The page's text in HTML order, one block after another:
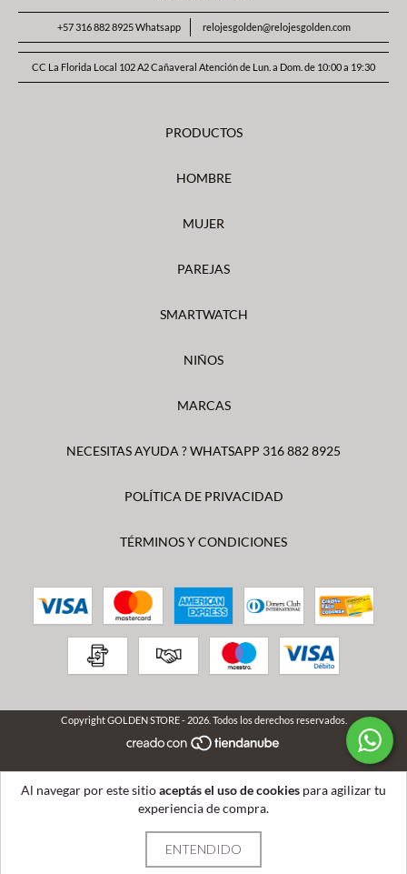
Al navegar por este sitioaceptás el uso de cookies para agilizar tu
experiencia de compra.
ENTENDIDO
+57 316 882 8925 Whatsapp relojesgolden@relojesgolden.com
CC La Florida Local 102 A2 Cañaveral Atención de Lun. a Dom. de 10:00 a 19:30
PRODUCTOS
HOMBRE
MUJER
PAREJAS
SMARTWATCH
NIÑOS
MARCAS
NECESITAS AYUDA ? WHATSAPP 316 882 8925
POLÍTICA DE PRIVACIDAD
TÉRMINOS Y CONDICIONES
Copyright GOLDEN STORE - 2026. Todos los derechos reservados.